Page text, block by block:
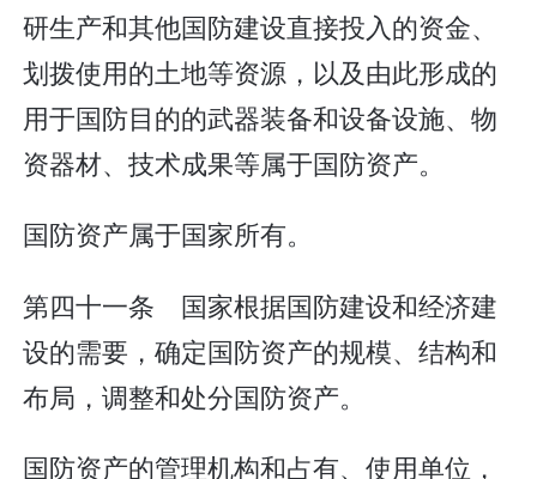
研生产和其他国防建设直接投入的资金、
划拨使用的土地等资源，以及由此形成的
用于国防目的的武器装备和设备设施、物
资器材、技术成果等属于国防资产。
国防资产属于国家所有。
第四十一条 国家根据国防建设和经济建
设的需要，确定国防资产的规模、结构和
布局，调整和处分国防资产。
国防资产的管理机构和占有、使用单位，